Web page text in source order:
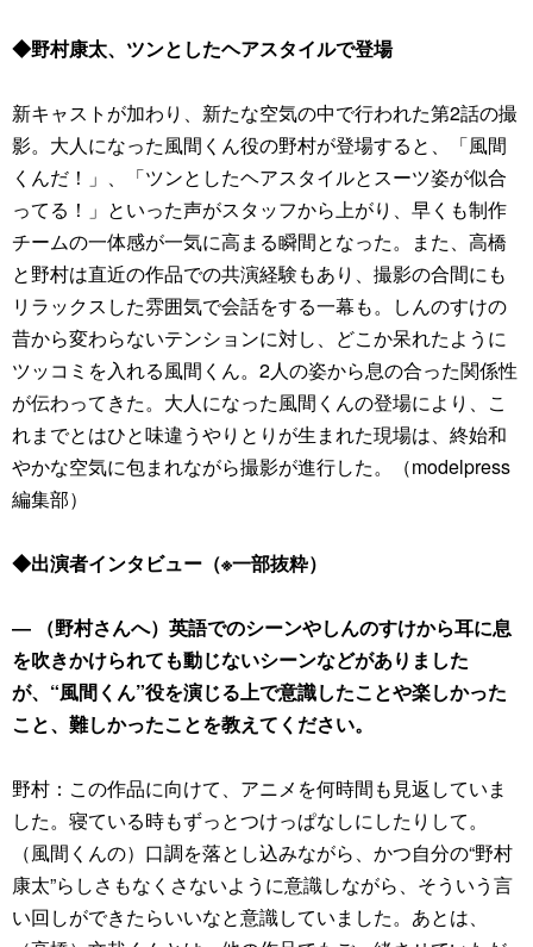
◆野村康太、ツンとしたヘアスタイルで登場
新キャストが加わり、新たな空気の中で行われた第2話の撮
影。大人になった風間くん役の野村が登場すると、「風間
くんだ！」、「ツンとしたヘアスタイルとスーツ姿が似合
ってる！」といった声がスタッフから上がり、早くも制作
チームの一体感が一気に高まる瞬間となった。また、高橋
と野村は直近の作品での共演経験もあり、撮影の合間にも
リラックスした雰囲気で会話をする一幕も。しんのすけの
昔から変わらないテンションに対し、どこか呆れたように
ツッコミを入れる風間くん。2人の姿から息の合った関係性
が伝わってきた。大人になった風間くんの登場により、こ
れまでとはひと味違うやりとりが生まれた現場は、終始和
やかな空気に包まれながら撮影が進行した。（modelpress
編集部）
◆出演者インタビュー（※一部抜粋）
― （野村さんへ）英語でのシーンやしんのすけから耳に息
を吹きかけられても動じないシーンなどがありました
が、“風間くん”役を演じる上で意識したことや楽しかった
こと、難しかったことを教えてください。
野村：この作品に向けて、アニメを何時間も見返していま
した。寝ている時もずっとつけっぱなしにしたりして。
（風間くんの）口調を落とし込みながら、かつ自分の“野村
康太”らしさもなくさないように意識しながら、そういう言
い回しができたらいいなと意識していました。あとは、